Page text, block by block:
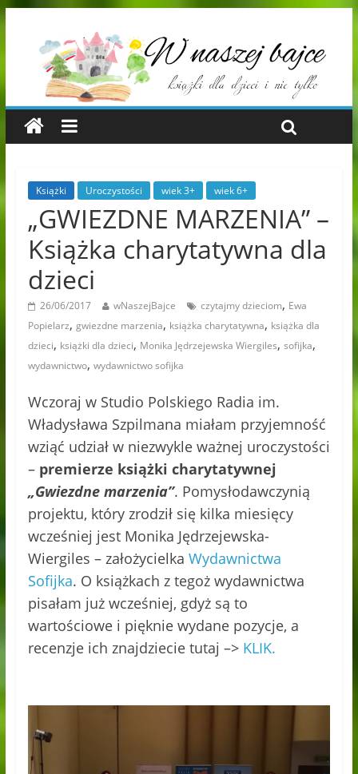
Książki Uroczystości wiek 3+ wiek 6+
„GWIEZDNE MARZENIA” –
Książka charytatywna dla
dzieci
26/06/2017 wNaszejBajce czytajmy dzieciom, Ewa
Popielarz, gwiezdne marzenia, książka charytatywna, książka dla
dzieci, książki dla dzieci, Monika Jędrzejewska Wiergiles, sofijka,
wydawnictwo, wydawnictwo sofijka
Wczoraj w Studio Polskiego Radia im.
Władysława Szpilmana miałam przyjemność
wziąć udział w niezwykle ważnej uroczystości
– premierze książki charytatywnej
„Gwiezdne marzenia”. Pomysłodawczynią
projektu, który zrodził się kilka miesięcy
wcześniej jest Monika Jędrzejewska-
Wiergiles – założycielka Wydawnictwa
Sofijka. O książkach z tegoż wydawnictwa
pisałam już wcześniej, gdyż są to
wartościowe i pięknie wydane pozycje, a
recenzje ich znajdziecie tutaj –> KLIK.